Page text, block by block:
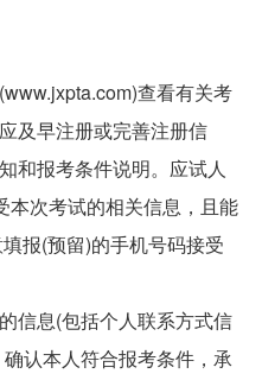
查看有关考
及早注册或完善注册信
和报考条件说明。应试人
本次考试的相关信息，且能
报(预留)的手机号码接受
信息(包括个人联系方式信
认本人符合报考条件，承